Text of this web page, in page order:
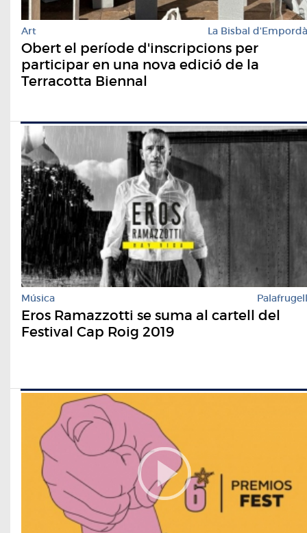
Art La Bisbal d'Empordà
Obert el període d'inscripcions per
participar en una nova edició de la
Terracotta Biennal
Música Palafrugell
Eros Ramazzotti se suma al cartell del
Festival Cap Roig 2019